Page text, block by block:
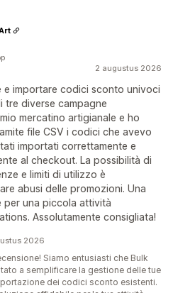
2 augustus 2026
e importare codici sconto univoci
tre diverse campagne
mercatino artigianale e ho
file CSV i codici che avevo
importati correttamente e
al checkout. La possibilità di
e limiti di utilizzo è
abusi delle promozioni. Una
per una piccola attività
Assolutamente consigliata!
2026
Siamo entusiasti che Bulk
a semplificare la gestione delle tue
dei codici sconto esistenti.